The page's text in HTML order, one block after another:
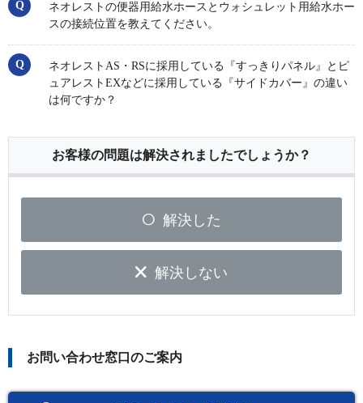
ネオレストの便器用給水ホースとウォシュレット用給水ホー
スの接続位置を教えてください。
ネオレストAS・RSに採用している『すっきりパネル』とピ
ュアレストEXなどに採用している『サイドカバー』の違い
は何ですか？
お客様の問題は解決されましたでしょうか？
解決した
解決しない
お問い合わせ窓口のご案内